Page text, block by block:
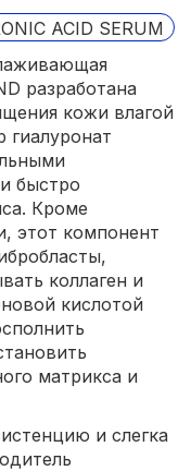
разработана
кожи влагой
гиалуронат
быстро
Кроме
этот компонент
коллаген и
кислотой
матрикса и
и слегка